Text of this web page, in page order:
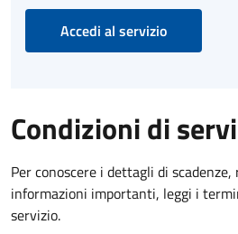
Accedi al servizio
Condizioni di
Per conoscere i dettagli di
informazioni importanti, leggi i
servizio.